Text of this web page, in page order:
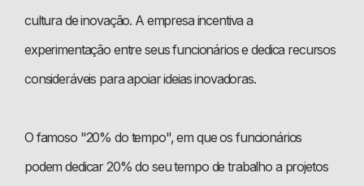
cultura de inovação. A empresa incentiva a
experimentação entre seus funcionários e dedica recursos
consideráveis para apoiar ideias inovadoras.
O famoso "20% do tempo", em que os funcionários
podem dedicar 20% do seu tempo de trabalho a projetos